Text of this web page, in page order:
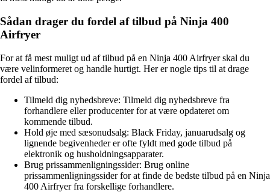
Sådan drager du fordel af tilbud på Ninja 400
Airfryer
For at få mest muligt ud af tilbud på en Ninja 400 Airfryer skal du
være velinformeret og handle hurtigt. Her er nogle tips til at drage
fordel af tilbud:
Tilmeld dig nyhedsbreve: Tilmeld dig nyhedsbreve fra
forhandlere eller producenter for at være opdateret om
kommende tilbud.
Hold øje med sæsonudsalg: Black Friday, januarudsalg og
lignende begivenheder er ofte fyldt med gode tilbud på
elektronik og husholdningsapparater.
Brug prissammenligningssider: Brug online
prissammenligningssider for at finde de bedste tilbud på en Ninja
400 Airfryer fra forskellige forhandlere.